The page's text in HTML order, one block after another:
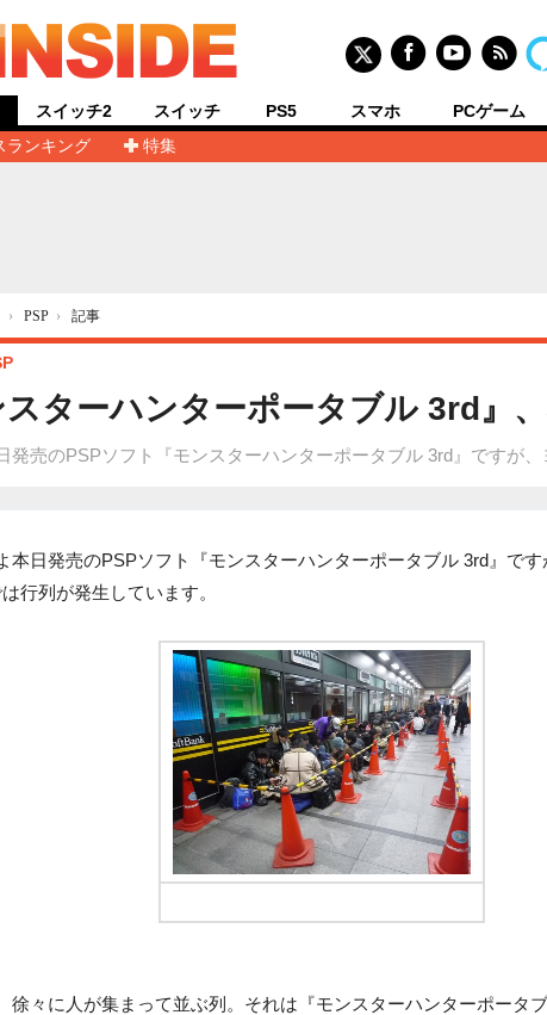
ランキング
特集
スイッチ2 スイッチ PS5 スマホ PCゲーム
› PSP › 記事
スターハンターポータブル 3rd』
発売のPSPソフト『モンスターハンターポータブル 3rd』ですが
本日発売のPSPソフト『モンスターハンターポータブル 3rd』で
行列が発生しています。
徐々に人が集まって並ぶ列。それは『モンスターハンターポータ